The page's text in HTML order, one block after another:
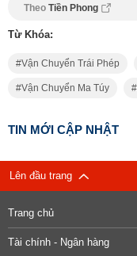
Theo Tiền Phong
Từ Khóa:
Vận Chuyển Trái Phép
Vận Chuyển Ma Túy
TIN MỚI CẬP NHẬT
Lên đầu trang
Trang chủ
Tài chính - Ngân hàng